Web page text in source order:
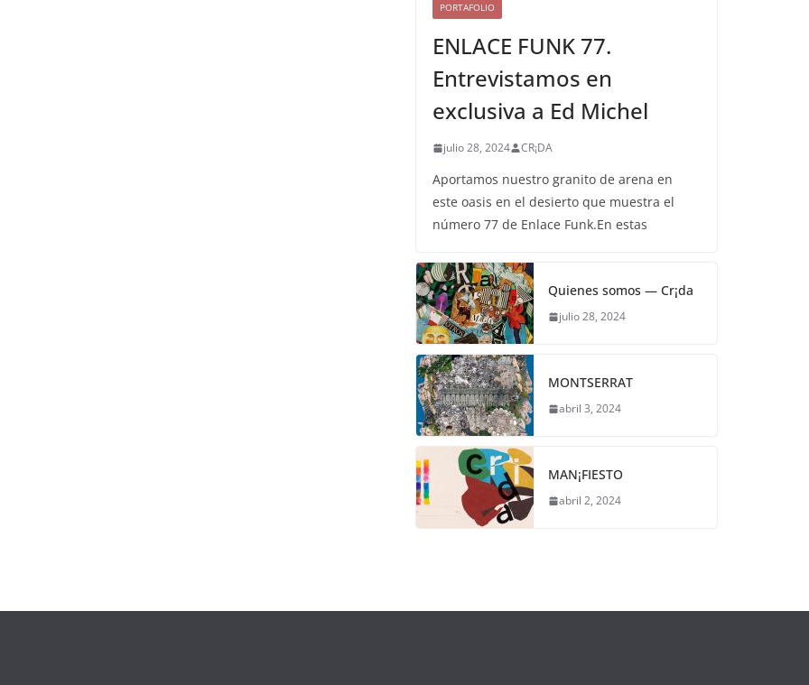
PORTAFOLIO
ENLACE FUNK 77.
Entrevistamos en
exclusiva a Ed Michel
julio 28, 2024 CR¡DA
Aportamos nuestro granito de arena en
este oasis en el desierto que muestra el
número 77 de Enlace Funk.En estas
Quienes somos — Cr¡da
julio 28, 2024
MONTSERRAT
abril 3, 2024
MAN¡FIESTO
abril 2, 2024